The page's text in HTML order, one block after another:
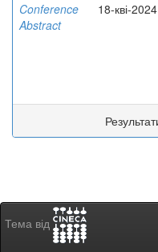
Conference
Abstract
18-кві-2024
Тема від